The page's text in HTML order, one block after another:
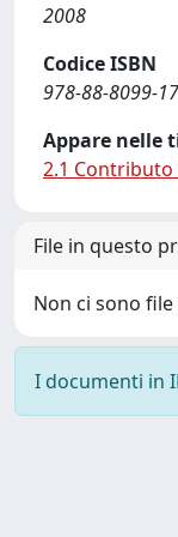
2008
Codice ISBN
978-88-8099-
Appare nelle
2.1 Contributo
File in questo
Non ci sono
I documenti in